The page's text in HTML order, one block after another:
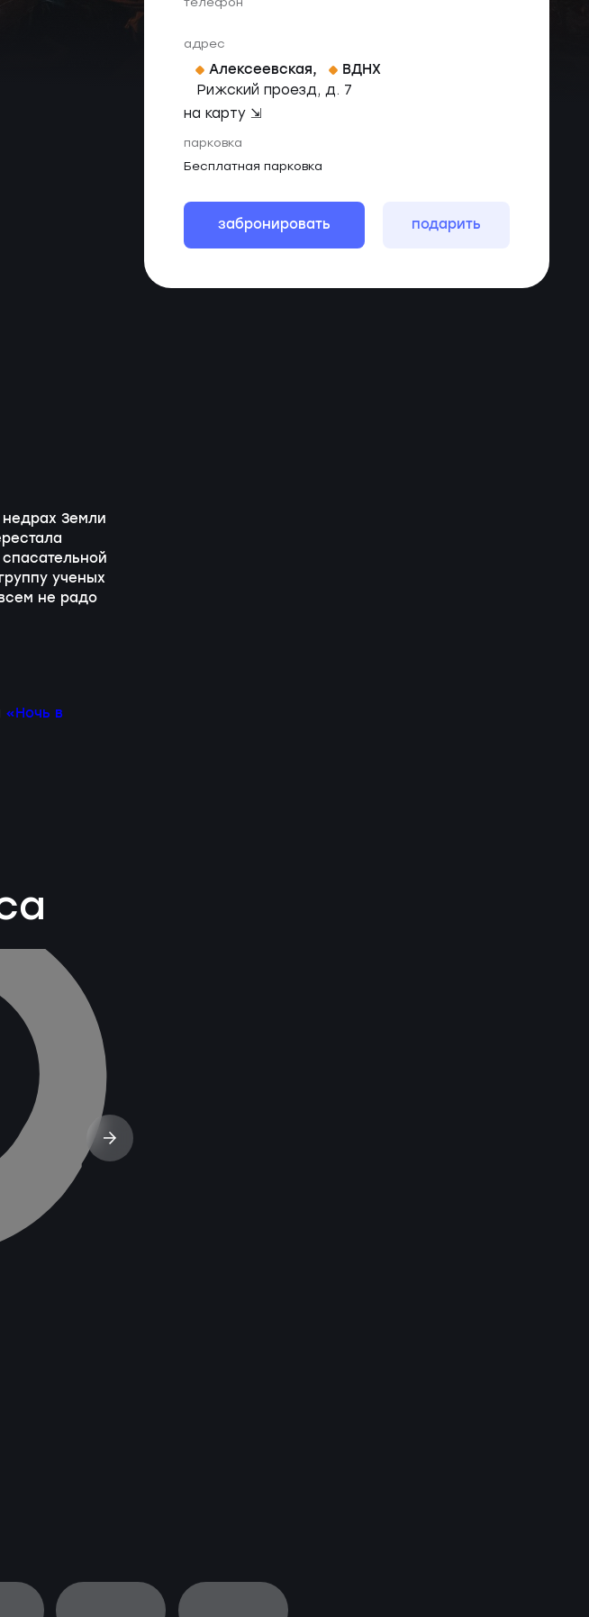
адрес
Алексеевская, ВДНХ
Рижский проезд, д. 7
на карту ⇲
парковка
Бесплатная парковка
забронировать подарить
Земли
ученых
не радо
«Ночь в